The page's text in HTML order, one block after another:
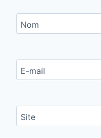
Nom
E-mail
Site